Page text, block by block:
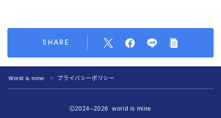
Follow Me
SHARE
World is mine ＞ プライバシーポリシー
2024–2026 world is mine